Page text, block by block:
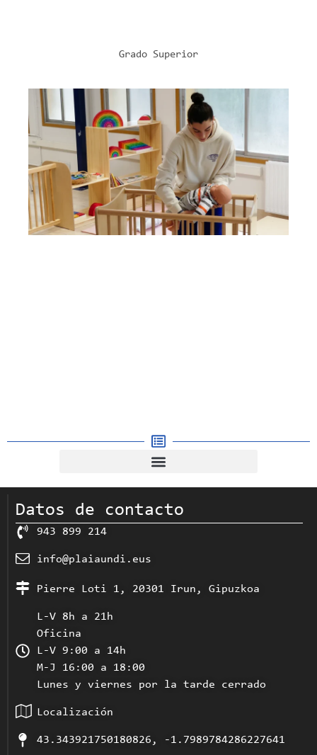
Grado Superior
Datos de contacto
943 899 214
info@plaiaundi.eus
Pierre Loti 1, 20301 Irun, Gipuzkoa
L-V 8h a 21h
Oficina
L-V 9:00 a 14h
M-J 16:00 a 18:00
Lunes y viernes por la tarde cerrado
Localización
43.343921750180826, -1.7989784286227641